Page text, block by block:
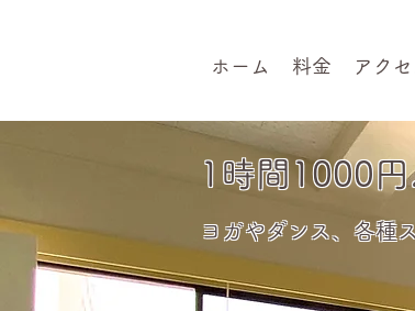
ホーム 料金 アク
1時間1000円
ヨガやダンス、各種